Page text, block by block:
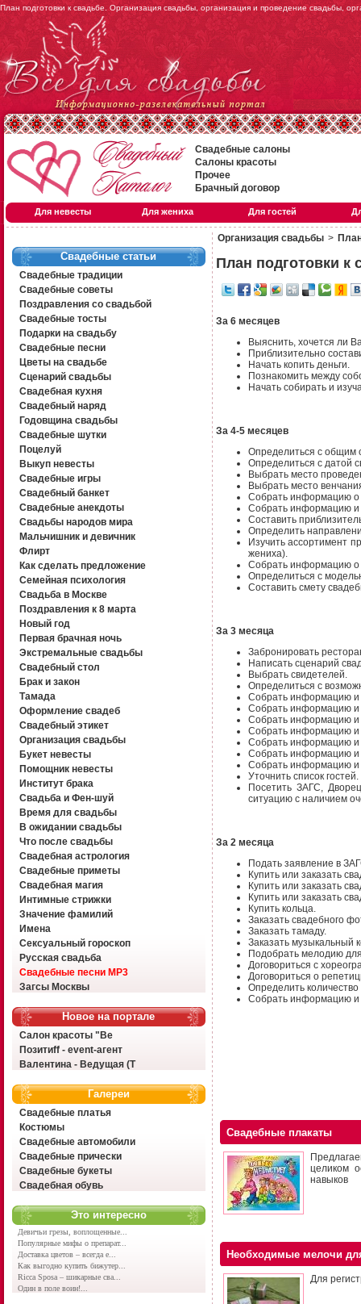
План подготовки к свадьбе. Организация свадьбы, организация и проведение свадьбы,
Свадебные салоны
Салоны красоты
Прочее
Брачный договор
Для невесты Для жениха Для гостей
Свадебные статьи
Свадебные традиции
Свадебные советы
Поздравления со свадьбой
Свадебные тосты
Подарки на свадьбу
Свадебные песни
Цветы на свадьбе
Сценарий свадьбы
Свадебная кухня
Свадебный наряд
Годовщина свадьбы
Свадебные шутки
Поцелуй
Выкуп невесты
Свадебные игры
Свадебный банкет
Свадебные анекдоты
Свадьбы народов мира
Мальчишник и девичник
Флирт
Как сделать предложение
Семейная психология
Свадьба в Москве
Поздравления к 8 марта
Новый год
Первая брачная ночь
Экстремальные свадьбы
Свадебный стол
Брак и закон
Тамада
Оформление свадеб
Свадебный этикет
Организация свадьбы
Букет невесты
Помощник невесты
Институт брака
Свадьба и Фен-шуй
Время для свадьбы
В ожидании свадьбы
Что после свадьбы
Свадебная астрология
Свадебные приметы
Свадебная магия
Интимные стрижки
Значение фамилий
Имена
Сексуальный гороскоп
Русская свадьба
Свадебные песни MP3
Загсы Москвы
Новое на портале
Салон красоты "Ве
Позитиff - event-агент
Валентина - Ведущая (Т
Галереи
Свадебные платья
Костюмы
Свадебные автомобили
Свадебные прически
Свадебные букеты
Свадебная обувь
Это интересно
Девичьи грезы, воплощенные...
Популярные мифы о препарат...
Доставка цветов – всегда е...
Как выгодно купить бижутер...
Ricca Sposa – шикарные сва...
Один в поле воин!...
Организация свадьбы >
План подготовки к
За 6 месяцев
Выяснить, хочется ли
Приблизительно
Начать копить деньги.
Познакомить между
Начать собирать и
За 4-5 месяцев
Определиться с
Определиться с датой
Выбрать место
Выбрать место
Собрать информацию о
Собрать информацию и
Составить
Определить
Изучить ассортимент
жениха).
Собрать информацию
Определиться с
Составить смету
За 3 месяца
Забронировать
Написать сценарий
Выбрать свидетелей.
Определиться с
Собрать информацию
Собрать информацию
Собрать информацию
Собрать информацию
Собрать информацию и
Собрать информацию
Собрать информацию
Уточнить список
Посетить ЗАГС,
ситуацию с наличием
За 2 месяца
Подать заявление в
Купить или заказать
Купить или заказать
Купить или заказать
Купить кольца.
Заказать свадебного
Заказать тамаду.
Заказать
Подобрать мелодию
Договориться с
Договориться о
Определить
Собрать информацию и
Свадебные плакаты
целиком
навыков
Необходимые мелочи
Для